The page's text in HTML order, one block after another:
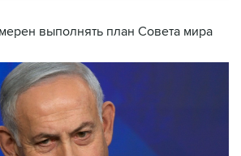
выполнять план Совета мира